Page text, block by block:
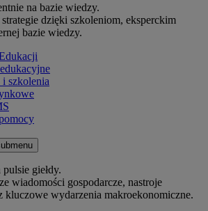
na bazie wiedzy.
dzięki szkoleniom, eksperckim
bazie wiedzy.
szkolenia
giełdy.
wiadomości gospodarcze, nastroje
kluczowe wydarzenia makroekonomiczne.